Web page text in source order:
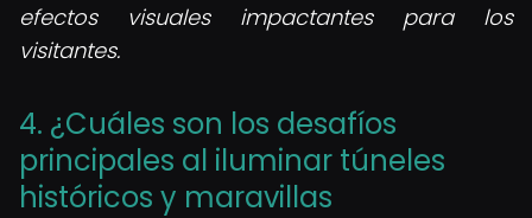
efectos visuales impactantes para los
visitantes.
4. ¿Cuáles son los desafíos
principales al iluminar túneles
históricos y maravillas